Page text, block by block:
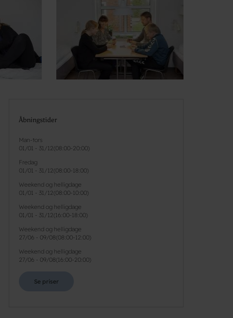
Åbningstider
Man-tors
01/01 - 31/12( 08:00-20:00)
Fredag
01/01 - 31/12( 08:00-18:00)
Weekend og helligdage
01/01 - 31/12( 08:00-10:00)
Weekend og helligdage
01/01 - 31/12( 16:00-18:00)
Weekend og helligdage
27/06 - 09/08( 08:00-12:00)
Weekend og helligdage
27/06 - 09/08( 16:00-20:00)
Se priser